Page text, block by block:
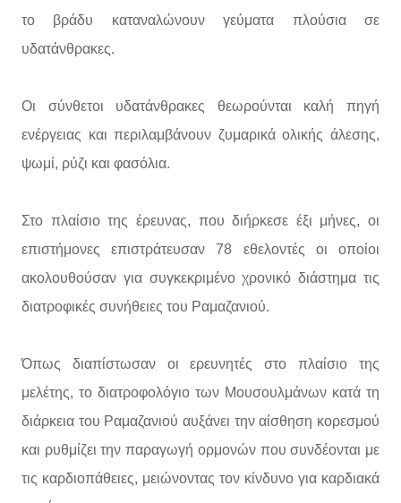
το βράδυ καταναλώνουν γεύματα πλούσια σε
υδατάνθρακες.
Οι σύνθετοι υδατάνθρακες θεωρούνται καλή πηγή
ενέργειας και περιλαμβάνουν ζυμαρικά ολικής άλεσης,
ψωμί, ρύζι και φασόλια.
Στο πλαίσιο της έρευνας, που διήρκεσε έξι μήνες, οι
επιστήμονες επιστράτευσαν 78 εθελοντές οι οποίοι
ακολουθούσαν για συγκεκριμένο χρονικό διάστημα τις
διατροφικές συνήθειες του Ραμαζανιού.
Όπως διαπίστωσαν οι ερευνητές στο πλαίσιο της
μελέτης, το διατροφολόγιο των Μουσουλμάνων κατά τη
διάρκεια του Ραμαζανιού αυξάνει την αίσθηση κορεσμού
και ρυθμίζει την παραγωγή ορμονών που συνδέονται με
τις καρδιοπάθειες, μειώνοντας τον κίνδυνο για καρδιακά